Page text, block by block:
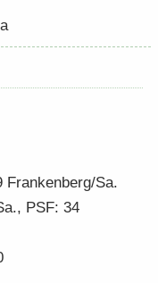
Fran­ken­berg/Sa.
PSF: 34